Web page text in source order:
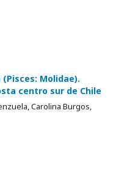
Molidae).
centro sur de Chile
Carolina Burgos,